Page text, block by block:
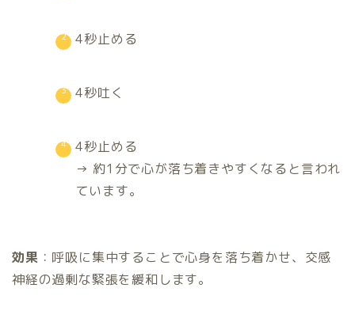
4秒止める
4秒吐く
4秒止める
→ 約1分で心が落ち着きやすくなると言われ
ています。
効果 ：呼吸に集中することで心身を落ち着かせ、交感
神経の過剰な緊張を緩和します。